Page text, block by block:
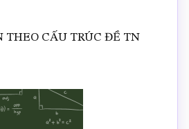
THEO CẤU TRÚC ĐỀ TN